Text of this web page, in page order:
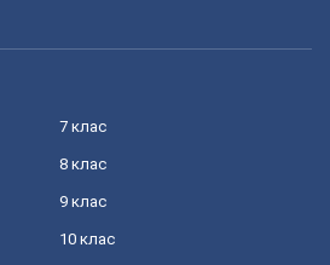
7 клас
8 клас
9 клас
10 клас